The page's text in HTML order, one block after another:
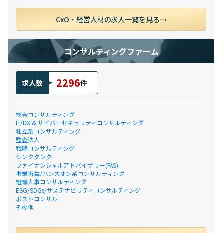
CxO・経営人材の求人一覧を見る
コンサルティングファーム
求人数 2296件
総合コンサルティング
IT/DX & サイバーセキュリティコンサルティング
独立系コンサルティング
監査法人
戦略コンサルティング
シンクタンク
ファイナンシャルアドバイザリー(FAS)
事業再生/ハンズオン系コンサルティング
組織人事コンサルティング
ESG/SDGs/サステナビリティコンサルティング
ポストコンサル
その他